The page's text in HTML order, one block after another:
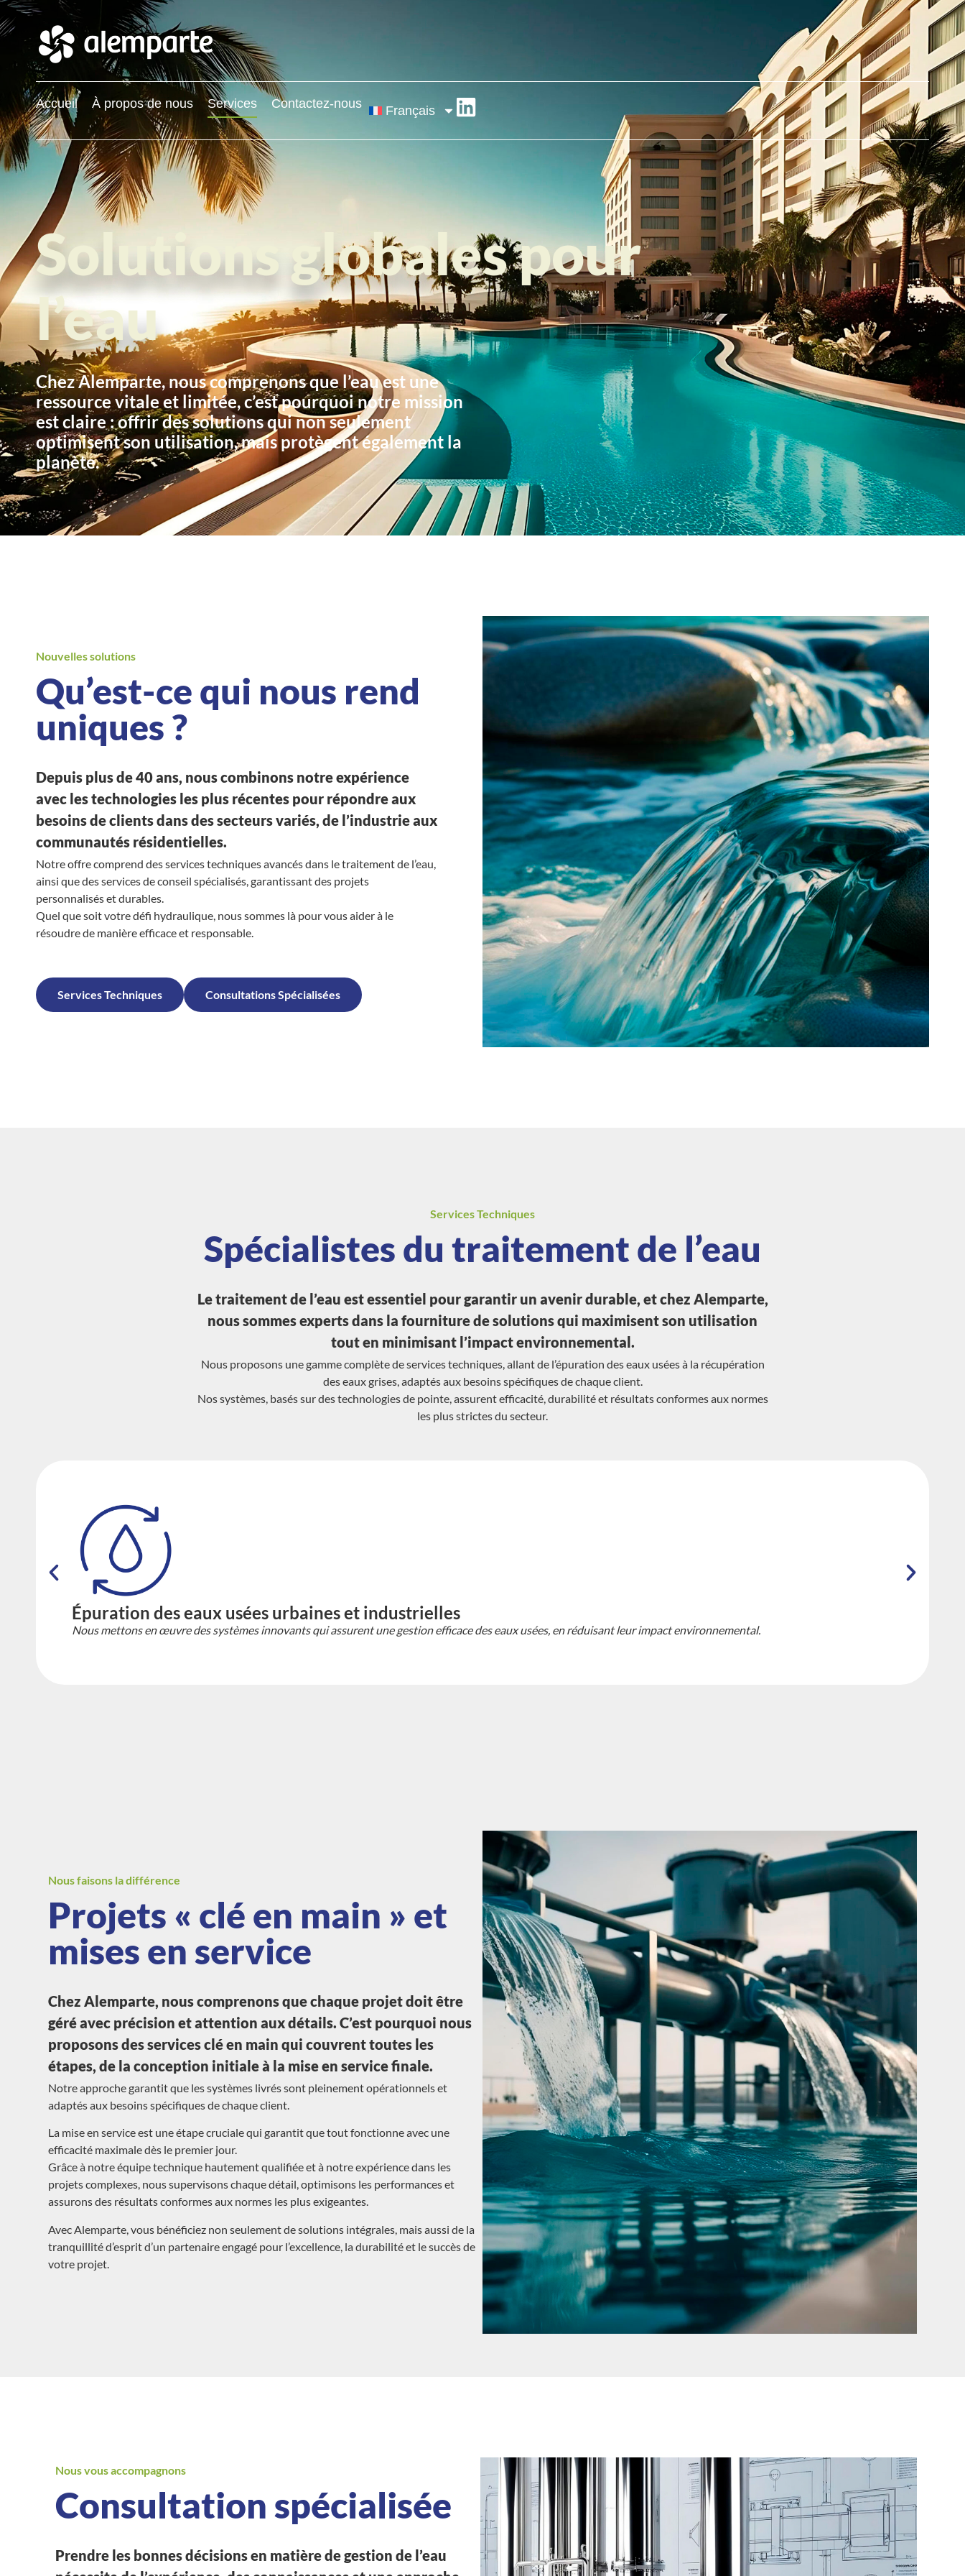
Accueil À propos de nous Services Contactez-nous Français
Solutions globales pour
l’eau
Chez Alemparte, nous comprenons que l’eau est une
ressource vitale et limitée, c’est pourquoi notre mission
est claire : offrir des solutions qui non seulement
optimisent son utilisation, mais protègent également la
planète.
Nouvelles solutions
Qu’est-ce qui nous rend
uniques ?
Depuis plus de 40 ans, nous combinons notre expérience
avec les technologies les plus récentes pour répondre aux
besoins de clients dans des secteurs variés, de l’industrie aux
communautés résidentielles.
Notre offre comprend des services techniques avancés dans le traitement de l’eau,
ainsi que des services de conseil spécialisés, garantissant des projets
personnalisés et durables.
Quel que soit votre défi hydraulique, nous sommes là pour vous aider à le
résoudre de manière efficace et responsable.
Services Techniques Consultations Spécialisées
Services Techniques
Spécialistes du traitement de l’eau
Le traitement de l’eau est essentiel pour garantir un avenir durable, et chez Alemparte,
nous sommes experts dans la fourniture de solutions qui maximisent son utilisation
tout en minimisant l’impact environnemental.
Nous proposons une gamme complète de services techniques, allant de l’épuration des eaux usées à la récupération
des eaux grises, adaptés aux besoins spécifiques de chaque client.
Nos systèmes, basés sur des technologies de pointe, assurent efficacité, durabilité et résultats conformes aux normes
les plus strictes du secteur.
Épuration des eaux usées urbaines et industrielles
Nous mettons en œuvre des systèmes innovants qui assurent une gestion efficace des eaux usées, en réduisant leur impact environnemental.
Nous faisons la différence
Projets « clé en main » et
mises en service
Chez Alemparte, nous comprenons que chaque projet doit être
géré avec précision et attention aux détails. C’est pourquoi nous
proposons des services clé en main qui couvrent toutes les
étapes, de la conception initiale à la mise en service finale.
Notre approche garantit que les systèmes livrés sont pleinement opérationnels et
adaptés aux besoins spécifiques de chaque client.
La mise en service est une étape cruciale qui garantit que tout fonctionne avec une
efficacité maximale dès le premier jour.
Grâce à notre équipe technique hautement qualifiée et à notre expérience dans les
projets complexes, nous supervisons chaque détail, optimisons les performances et
assurons des résultats conformes aux normes les plus exigeantes.
Avec Alemparte, vous bénéficiez non seulement de solutions intégrales, mais aussi de la
tranquillité d’esprit d’un partenaire engagé pour l’excellence, la durabilité et le succès de
votre projet.
Nous vous accompagnons
Consultation spécialisée
Prendre les bonnes décisions en matière de gestion de l’eau